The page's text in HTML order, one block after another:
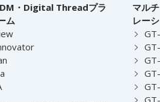
・Digital Threadプラ
ム
マル
レー